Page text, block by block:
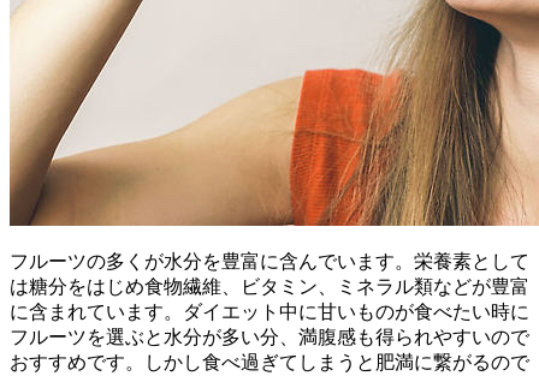
フルーツの多くが水分を豊富に含んでいます。栄養素として
は糖分をはじめ食物繊維、ビタミン、ミネラル類などが豊富
に含まれています。ダイエット中に甘いものが食べたい時に
フルーツを選ぶと水分が多い分、満腹感も得られやすいので
おすすめです。しかし食べ過ぎてしまうと肥満に繋がるので